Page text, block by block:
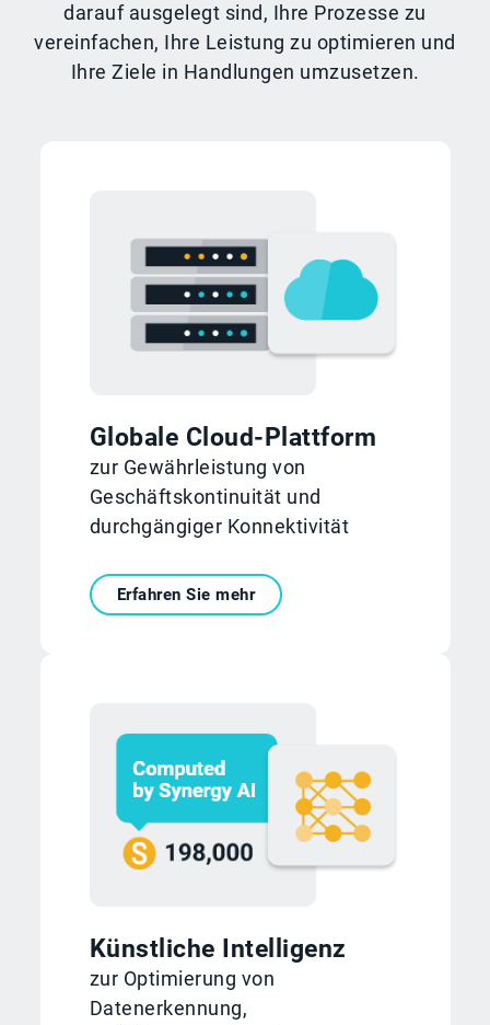
darauf ausgelegt sind, Ihre Prozesse zu
vereinfachen, Ihre Leistung zu optimieren und
Ihre Ziele in Handlungen umzusetzen.
Globale Cloud-Plattform
zur Gewährleistung von
Geschäftskontinuität und
durchgängiger Konnektivität
Erfahren Sie mehr
Künstliche Intelligenz
zur Optimierung von
Datenerkennung,